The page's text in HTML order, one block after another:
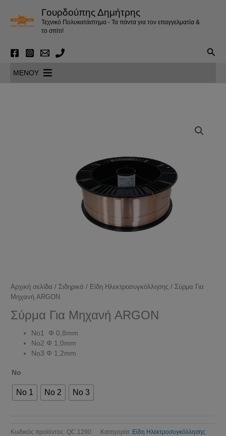
περιεχόμενο
Γουρδούπης Δημήτρης
Τεχνικό Πολυκατάστημα - Τα πάντα για τον επαγγελματία &
το σπίτι!
MENOY
Αρχική σελίδα / Σιδηρικά / Είδη Ηλεκτροσυγκόλλησης / Σύρμα Για
Μηχανή ARGON
Σύρμα Για Μηχανή ARGON
No1 Φ 0,8mm
No2 Φ 1,0mm
Νο3 Φ 1,2mm
Νο
No 1 No 2 No 3
Κωδικός προϊόντος:QC.1290 Κατηγορία: Είδη Ηλεκτροσυγκόλλησης